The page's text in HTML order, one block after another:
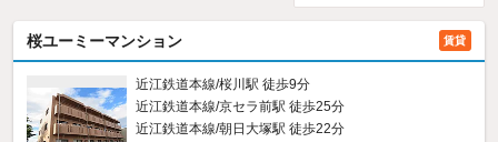
桜ユーミーマンション 賃貸
近江鉄道本線/桜川駅 徒歩9分
近江鉄道本線/京セラ前駅 徒歩25分
近江鉄道本線/朝日大塚駅 徒歩22分